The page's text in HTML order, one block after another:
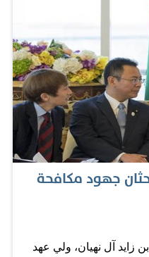
جهود مكافحة
آل نهيان، ولي عهد